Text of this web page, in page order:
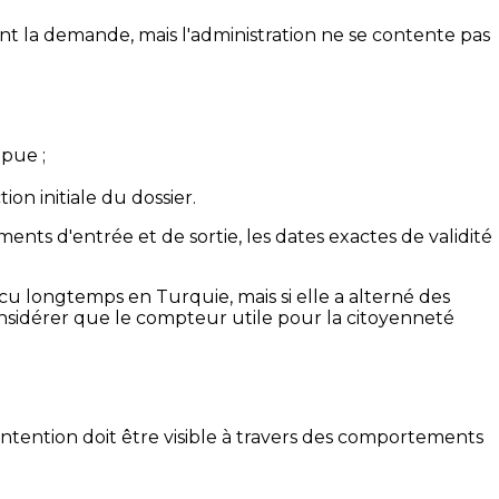
la demande, mais l'administration ne se contente pas
;
initiale du dossier.
d'entrée et de sortie, les dates exactes de validité
longtemps en Turquie, mais si elle a alterné des
que le compteur utile pour la citoyenneté
doit être visible à travers des comportements